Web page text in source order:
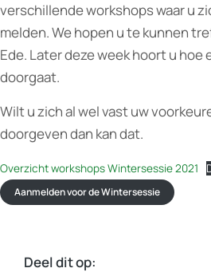
verschillende workshops waar u
melden. We hopen u te kunnen
Ede. Later deze week hoort u
doorgaat.
Wilt u zich al wel vast uw
doorgeven dan kan dat.
Overzicht workshops Wintersessie 2021
Aanmelden voor de Wintersessie
Deel dit op: